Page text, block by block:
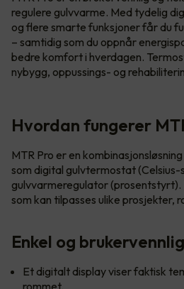
regulere gulvvarme. Med tydelig
og flere smarte funksjoner får du
– samtidig som du oppnår
bedre komfort i hverdagen.
nybygg, oppussings- og
Hvordan fungerer
MTR Pro er en
som digital gulvtermostat (Celsius-
gulvvarmeregulator
som kan tilpasses ulike prosjekter,
Enkel og
Et digitalt display viser faktisk